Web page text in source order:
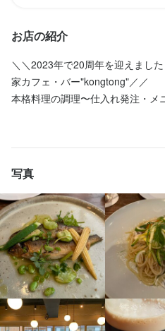
お店の紹介
＼＼2023年で20周年を迎えまし
家カフェ・バー"kongtong"／／
本格料理の調理〜仕入れ発注・メ
〜月6-8日休み・年末年始休暇・
◎〜
私たちは一見カフェ・バーの様相
リアンの技術を基本とした本格洋
「この店でこんな料理が！」と驚
す！
小規模店舗ならではの自由な発想
め、
将来独立を考えている人やカフェ
各種イベントなど幅広いスペース
味のある人も大歓迎です。
写真
勤務時間
11:00〜24:00 シフト制
※実働8時間、休憩2時間
休日・休暇
月6日-8日、その他長期休暇(正月
年末年始休暇あり
GW・夏季休暇あり（年による
月8日以上休みあり 夏季休暇あり 年末
待遇